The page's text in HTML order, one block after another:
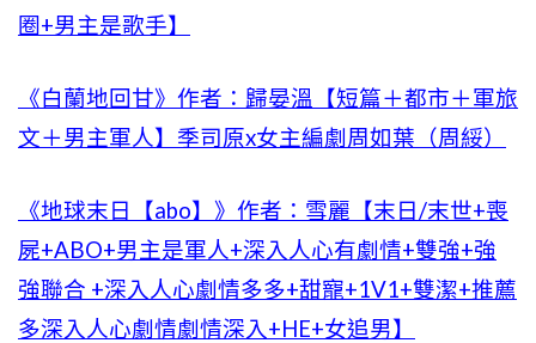
圈+男主是歌手】
《白蘭地回甘》作者：歸晏溫【短篇＋都市＋軍旅
文＋男主軍人】季司原x女主編劇周如葉（周綏）
《地球末日【abo】》作者：雪麗【末日/末世+喪
屍+ABO+男主是軍人+深入人心有劇情+雙強+強
強聯合 +深入人心劇情多多+甜寵+1V1+雙潔+推薦
多深入人心劇情劇情深入+HE+女追男】